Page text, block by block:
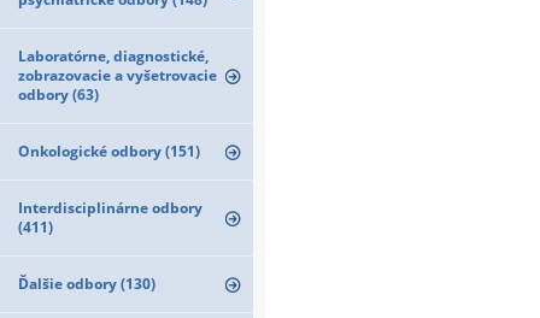
Laboratórne, diagnostické,
zobrazovacie a vyšetrovacie
odbory (63)
Onkologické odbory (151)
Interdisciplinárne odbory
(411)
Ďalšie odbory (130)